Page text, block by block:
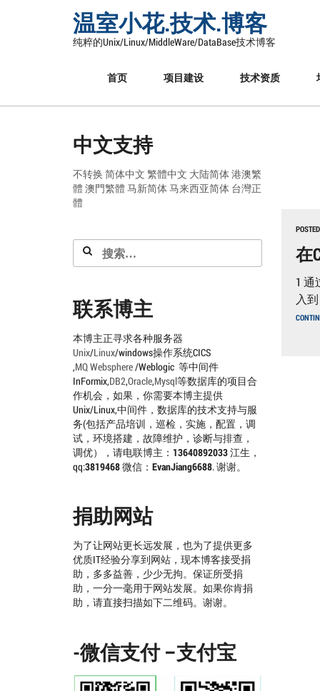
温室小花.技术.博客
纯粹的Unix/Linux/MiddleWare/DataBase技术博客
首页 项目建设 技术资质
在
1 通
入
中文支持
不转换 简体中文 繁體中文 大陆简体港澳繁
體 澳門繁體 马新简体马来西亚简体 台灣正
體
搜
索：
联系博主
本博主正寻求各种服务器
Unix/Linux/windows操作系统CICS
,MQWebsphere/Weblogic 等中间件
InFormix,DB2,Oracle,Mysql等数据库的项目合
作机会，如果，你需要本博主提供
Unix/Linux,中间件，数据库的技术支持与服
务(包括产品培训，巡检，实施，配置，调
试，环境搭建，故障维护，诊断与排查，
调优），请电联博主： 13640892033江生，
qq:3819468微信： EvanJiang6688. 谢谢。
捐助网站
为了让网站更长远发展，也为了提供更多
优质IT经验分享到网站，现本博客接受捐
助，多多益善，少少无拘。保证所受捐
助，一分一毫用于网站发展。如果你肯捐
助，请直接扫描如下二维码。谢谢。
-微信支付 –支付宝